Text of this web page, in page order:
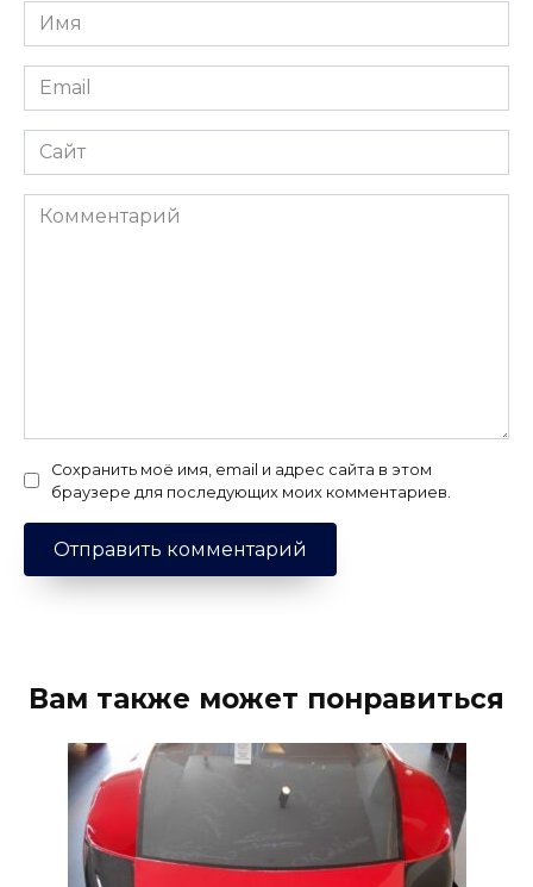
Имя
*
Email
*
Сайт
Комментарий
Сохранить моё имя, email и адрес сайта в этом
браузере для последующих моих комментариев.
Вам также может понравиться